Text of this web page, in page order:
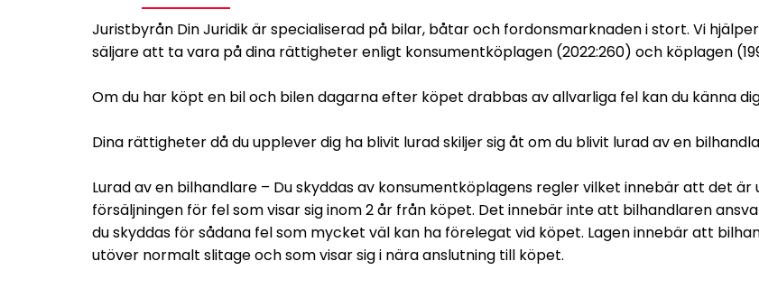
Juristbyrån Din Juridik är specialiserad på bilar, båtar och fordonsmarknaden i stort. Vi
säljare att ta vara på dina rättigheter enligt konsumentköplagen (2022:260) och köplagen
Om du har köpt en bil och bilen dagarna efter köpet drabbas av allvarliga fel kan du känna
Dina rättigheter då du upplever dig ha blivit lurad skiljer sig åt om du blivit lurad av en
Lurad av en bilhandlare – Du skyddas av konsumentköplagens regler vilket innebär att det
försäljningen för fel som visar sig inom 2 år från köpet. Det innebär inte att bilhandlaren
du skyddas för sådana fel som mycket väl kan ha förelegat vid köpet. Lagen innebär att
utöver normalt slitage och som visar sig i nära anslutning till köpet.